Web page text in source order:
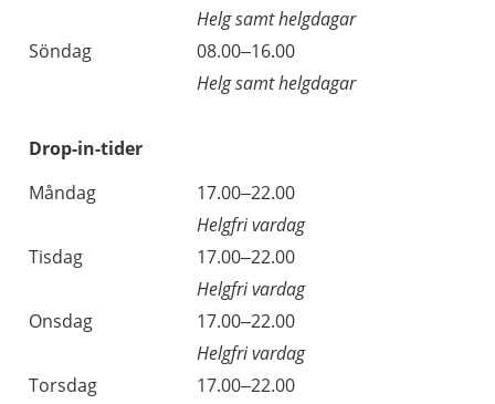
Helg samt helgdagar
Söndag
08.00–16.00
Helg samt helgdagar
Drop-in-tider
Måndag
17.00–22.00
Helgfri vardag
Tisdag
17.00–22.00
Helgfri vardag
Onsdag
17.00–22.00
Helgfri vardag
Torsdag
17.00–22.00